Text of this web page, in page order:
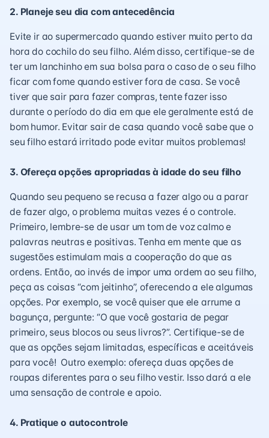
2. Planeje seu dia com antecedência
Evite ir ao supermercado quando estiver muito perto da
hora do cochilo do seu filho. Além disso, certifique-se de
ter um lanchinho em sua bolsa para o caso de o seu filho
ficar com fome quando estiver fora de casa. Se você
tiver que sair para fazer compras, tente fazer isso
durante o período do dia em que ele geralmente está de
bom humor. Evitar sair de casa quando você sabe que o
seu filho estará irritado pode evitar muitos problemas!
3. Ofereça opções apropriadas à idade do seu filho
Quando seu pequeno se recusa a fazer algo ou a parar
de fazer algo, o problema muitas vezes é o controle.
Primeiro, lembre-se de usar um tom de voz calmo e
palavras neutras e positivas. Tenha em mente que as
sugestões estimulam mais a cooperação do que as
ordens. Então, ao invés de impor uma ordem ao seu filho,
peça as coisas “com jeitinho”, oferecendo a ele algumas
opções. Por exemplo, se você quiser que ele arrume a
bagunça, pergunte: “O que você gostaria de pegar
primeiro, seus blocos ou seus livros?”. Certifique-se de
que as opções sejam limitadas, específicas e aceitáveis
para você! Outro exemplo: ofereça duas opções de
roupas diferentes para o seu filho vestir. Isso dará a ele
uma sensação de controle e apoio.
4. Pratique o autocontrole